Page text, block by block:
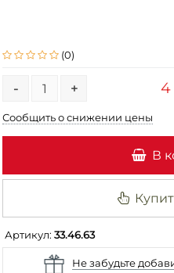
(0)
- + 4
Сообщить о снижении цены
В
Артикул:33.46.63
Не забудьте